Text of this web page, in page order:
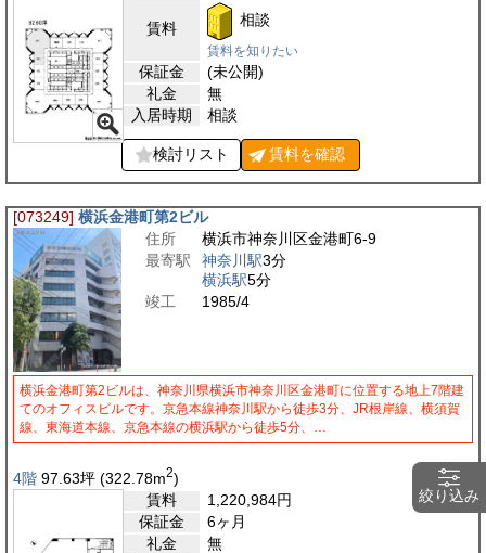
賃料 相談
賃料を知りたい
保証金
(未公開)
礼金
無
入居時期
相談
検討リスト 賃料を確認
[073249] 横浜金港町第2ビル
住所
横浜市神奈川区金港町6-9
最寄駅
神奈川駅3分
横浜駅5分
竣工
1985/4
横浜金港町第2ビルは、神奈川県横浜市神奈川区金港町に位置する地上7階建
てのオフィスビルです。京急本線神奈川駅から徒歩3分、JR根岸線、横須賀
線、東海道本線、京急本線の横浜駅から徒歩5分、…
4階 97.63坪 (322.78m2)
賃料
1,220,984円
保証金
6ヶ月
礼金
無
絞り込み